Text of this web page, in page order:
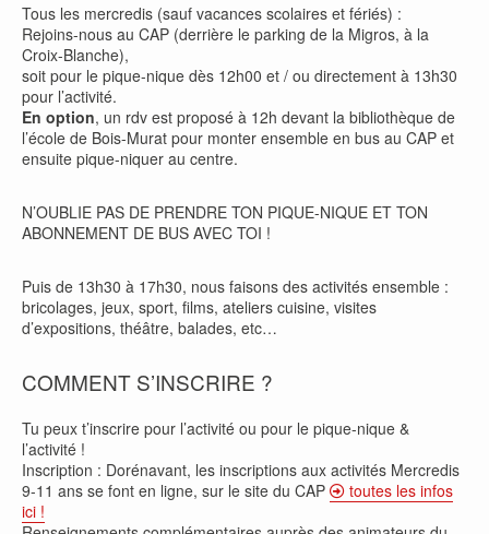
Tous les mercredis (sauf vacances scolaires et fériés) :
Rejoins-nous au CAP (derrière le parking de la Migros, à la
Croix-Blanche),
soit pour le pique-nique dès 12h00 et / ou directement à 13h30
pour l’activité.
En option, un rdv est proposé à 12h devant la bibliothèque de
l’école de Bois-Murat pour monter ensemble en bus au CAP et
ensuite pique-niquer au centre.
N’OUBLIE PAS DE PRENDRE TON PIQUE-NIQUE ET TON
ABONNEMENT DE BUS AVEC TOI !
Puis de 13h30 à 17h30, nous faisons des activités ensemble :
bricolages, jeux, sport, films, ateliers cuisine, visites
d’expositions, théâtre, balades, etc…
COMMENT S’INSCRIRE ?
Tu peux t’inscrire pour l’activité ou pour le pique-nique &
l’activité !
Inscription : Dorénavant, les inscriptions aux activités Mercredis
9-11 ans se font en ligne, sur le site du CAP
toutes les infos
ici !